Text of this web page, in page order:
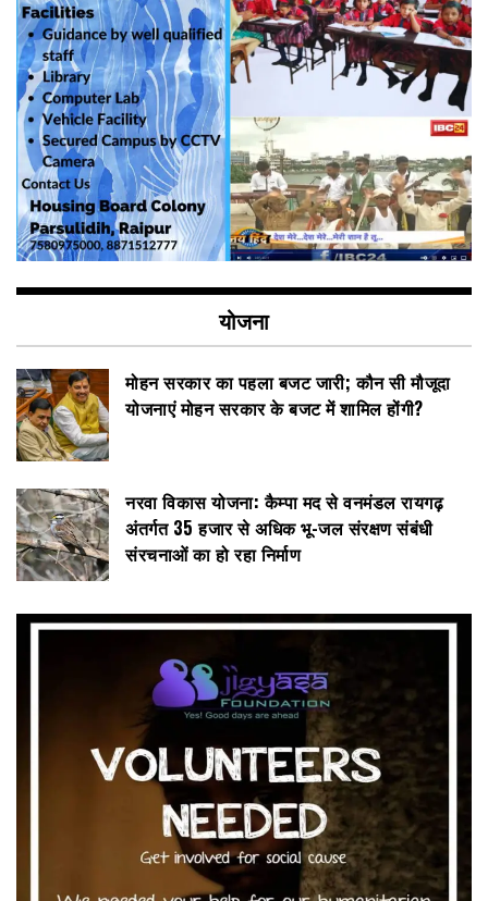
योजना
मोहन सरकार का पहला बजट जारी; कौन सी मौजूदा
योजनाएं मोहन सरकार के बजट में शामिल होंगी?
नरवा विकास योजना: कैम्पा मद से वनमंडल रायगढ़
अंतर्गत 35 हजार से अधिक भू-जल संरक्षण संबंधी
संरचनाओं का हो रहा निर्माण